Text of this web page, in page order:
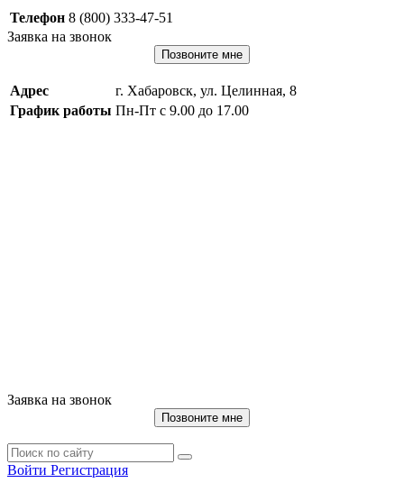
Телефон 8 (800) 333-47-51
Заявка на звонок
Позвоните мне
Адрес
г. Хабаровск, ул. Целинная, 8
График работы Пн-Пт с 9.00 до 17.00
Заявка на звонок
Позвоните мне
Войти Регистрация